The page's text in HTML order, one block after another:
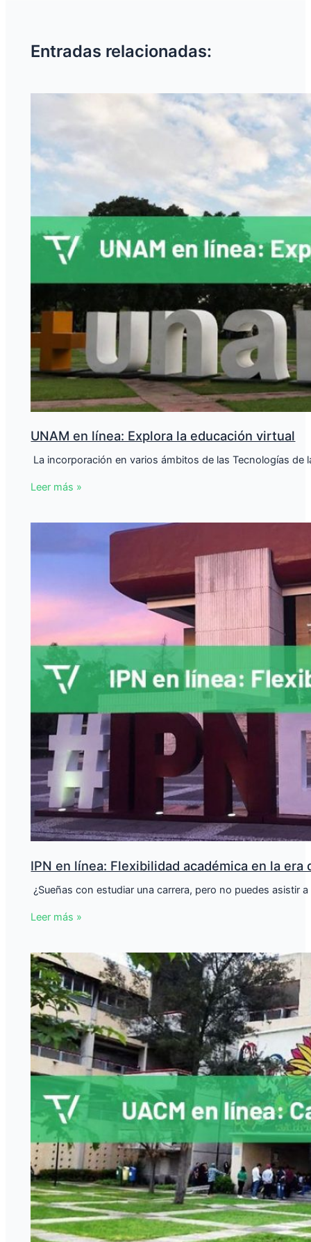
Entradas relacionadas:
UNAM en línea: Explora la educación virtual
La incorporación en varios ámbitos de las Tecnologías
Leer más »
IPN en línea: Flexibilidad académica en la era
¿Sueñas con estudiar una carrera, pero no puedes asistir
Leer más »